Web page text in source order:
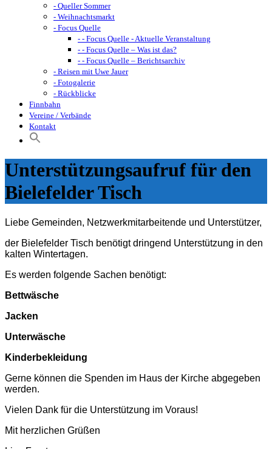
- Queller Sommer
- Weihnachtsmarkt
- Focus Quelle
- - Focus Quelle - Aktuelle Veranstaltung
- - Focus Quelle – Was ist das?
- - Focus Quelle – Berichtsarchiv
- Reisen mit Uwe Jauer
- Fotogalerie
- Rückblicke
Finnbahn
Vereine / Verbände
Kontakt
Unterstützungsaufruf für den
Bielefelder Tisch
Liebe Gemeinden, Netzwerkmitarbeitende und Unterstützer,
der Bielefelder Tisch benötigt dringend Unterstützung in den
kalten Wintertagen.
Es werden folgende Sachen benötigt:
Bettwäsche
Jacken
Unterwäsche
Kinderbekleidung
Gerne können die Spenden im Haus der Kirche abgegeben
werden.
Vielen Dank für die Unterstützung im Voraus!
Mit herzlichen Grüßen